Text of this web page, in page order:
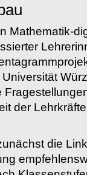
Mathematik-
der
die